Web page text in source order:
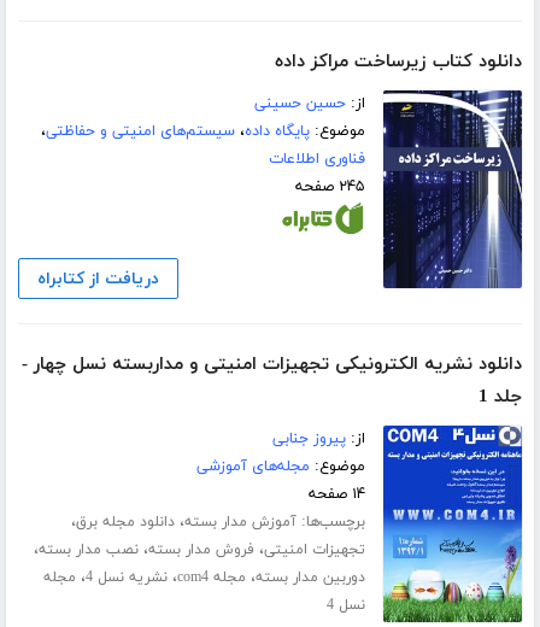
دانلود کتاب زیرساخت مراکز داده
از:حسین حسینی
موضوع:پایگاه داده،سیستم‌های امنیتی و حفاظتی،
فناوری اطلاعات
۲۴۵ صفحه
دریافت از کتابراه
دانلود نشریه الکترونیکی تجهیزات امنیتی و مداربسته نسل چهار -
جلد 1
از:پیروز جنابی
موضوع: مجله‌های آموزشی
۱۴ صفحه
برچسب‌ها:آموزش مدار بسته،دانلود مجله برق،
تجهیزات امنیتی، فروش مدار بسته،نصب مدار بسته،
دوربین مدار بسته، مجله com4 ،نشریه نسل 4 ، مجله
نسل 4